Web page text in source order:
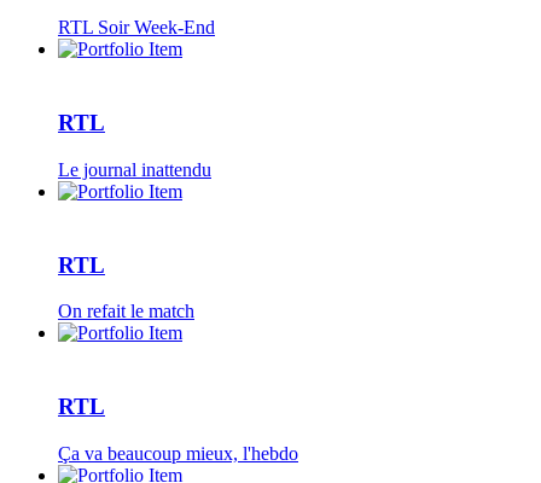
RTL Soir Week-End
RTL
Le journal inattendu
RTL
On refait le match
RTL
Ça va beaucoup mieux, l'hebdo